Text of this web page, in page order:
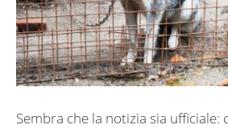
Sembra che la notizia sia ufficiale: